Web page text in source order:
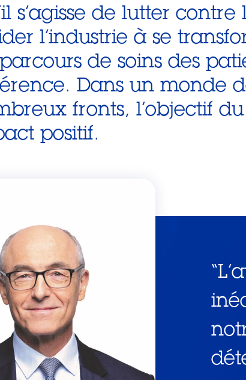
s’agisse de lutter
l’industrie à se
de soins des
Dans un monde
fronts, l’objectif
positif.
“